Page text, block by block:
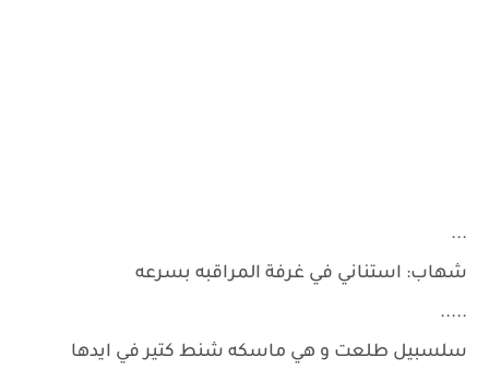
...
شهاب: استناني في غرفة المراقبه بسرعه
.....
سلسبيل طلعت و هي ماسكه شنط كتير في ايدها